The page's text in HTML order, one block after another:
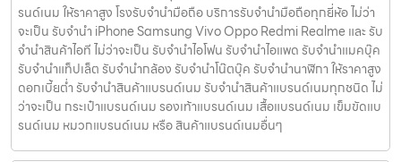
รนด์เนม ให้ราคาสูง โรงรับจำนำมือถือ บริการรับจำนำมือถือทุกยี่ห้อ ไม่ว่า
จะเป็น รับจำนำ iPhone Samsung Vivo Oppo Redmi Realme และ รับ
จำนำสินค้าไอที ไม่ว่าจะเป็น รับจำนำไอโฟน รับจำนำไอแพด รับจำนำแมคบุ๊ค
รับจำนำแท็ปเล็ต รับจำนำกล้อง รับจำนำโน๊ตบุ๊ค รับจำนำนาฬิกา ให้ราคาสูง
ดอกเบี้ยต่ำ รับจำนำสินค้าแบรนด์เนม รับจำนำสินค้าแบรนด์เนมทุกชนิด ไม่
ว่าจะเป็น กระเป๋าแบรนด์เนม รองเท้าแบรนด์เนม เสื้อแบรนด์เนม เข็มขัดแบ
รนด์เนม หมวกแบรนด์เนม หรือ สินค้าแบรนด์เนมอื่นๆ